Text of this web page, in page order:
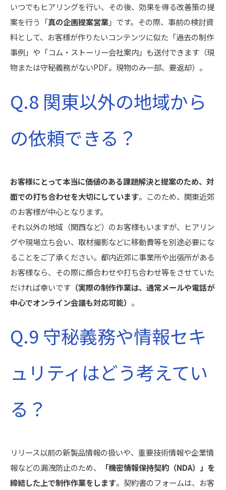
いつでもヒアリングを行い、その後、効果を得る改善策の提
案を行う「真の企画提案営業」です。その際、事前の検討資
料として、お客様が作りたいコンテンツに似た「過去の制作
事例」や「コム・ストーリー会社案内」も送付できます（現
物または守秘義務がないPDF。現物のみ一部、要返却）。
Q.8 関東以外の地域から
の依頼できる？
お客様にとって本当に価値のある課題解決と提案のため、対
面での打ち合わせを大切にしています。このため、関東近郊
のお客様が中心となります。
それ以外の地域（関西など）のお客様もいますが、ヒアリン
グや現場立ち会い、取材撮影などに移動費等を別途必要にな
ることをご了承ください。都内近郊に事業所や出張所がある
お客様なら、その際に顔合わせや打ち合わせ等をさせていた
だければ幸いです （実際の制作作業は、通常メールや電話が
中心でオンライン会議も対応可能） 。
Q.9 守秘義務や情報セキ
ュリティはどう考えてい
る？
リリース以前の新製品情報の扱いや、重要技術情報や企業情
報などの漏洩防止のため、
「機密情報保持契約（NDA）」を
締結した上で制作作業をします。契約書のフォームは、お客